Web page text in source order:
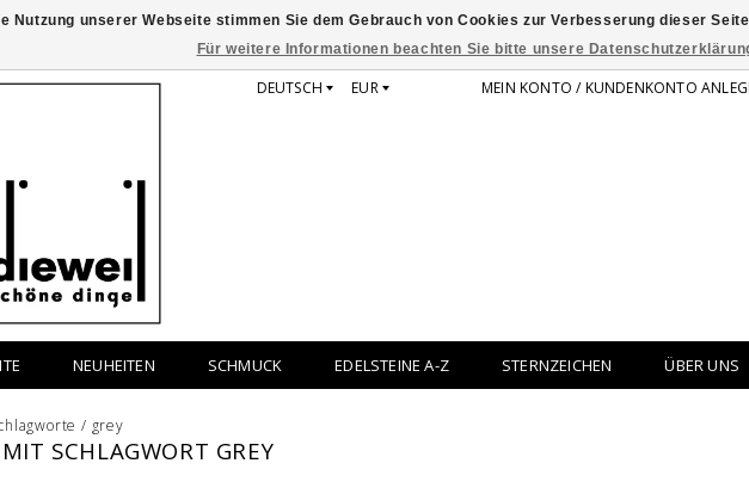
DEUTSCH EUR MEIN KONTO / KUNDENKONTO
NEUHEITEN SCHMUCK EDELSTEINE A-Z STERNZEICHEN ÜBER UNS
/ grey
SCHLAGWORT GREY
Nutzung unserer Webseite stimmen Sie dem Gebrauch von Cookies zur Verbesserung dieser
Für weitere Informationen beachten Sie bitte unsere